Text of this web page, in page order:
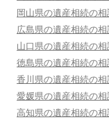
岡山県の遺産相続の
広島県の遺産相続の
山口県の遺産相続の
徳島県の遺産相続の
香川県の遺産相続の
愛媛県の遺産相続の
高知県の遺産相続の